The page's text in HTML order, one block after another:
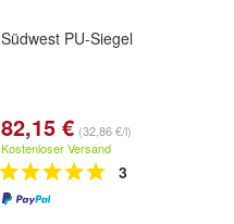
Südwest PU-Siegel
82,15 € (32,86 €/l)
Kostenloser Versand
3